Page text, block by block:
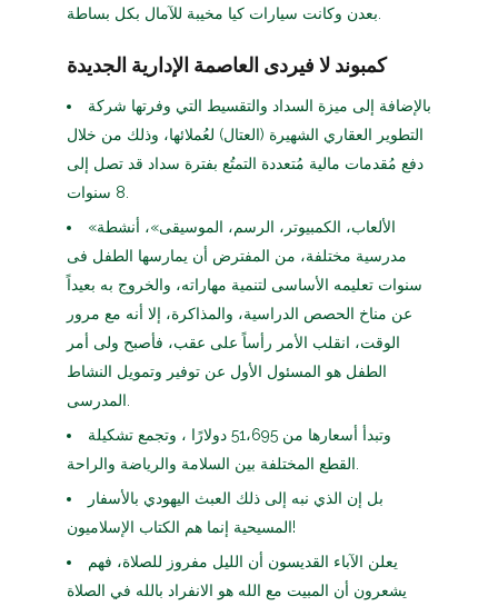
كمبوند لا فيردى العاصمة الإدارية الجديدة
بالإضافة إلى ميزة السداد والتقسيط التي وفرتها شركة
التطوير العقاري الشهيرة (العتال) لعُملائها، وذلك من خلال
دفع مُقدمات مالية مُتعددة التمتُع بفترة سداد قد تصل إلى
«الألعاب، الكمبيوتر، الرسم، الموسيقى»، أنشطة
مدرسية مختلفة، من المفترض أن يمارسها الطفل فى
سنوات تعليمه الأساسى لتنمية مهاراته، والخروج به بعيداً
عن مناخ الحصص الدراسية، والمذاكرة، إلا أنه مع مرور
الوقت، انقلب الأمر رأساً على عقب، فأصبح ولى أمر
الطفل هو المسئول الأول عن توفير وتمويل النشاط
وتبدأ أسعارها من 51،695 دولارًا ، وتجمع تشكيلة
بل إن الذي نبه إلى ذلك العبث اليهودي بالأسفار
المسيحية إنما هم الكتاب الإسلاميون!
يعلن الآباء القديسون أن الليل مفروز للصلاة، فهم
يشعرون أن المبيت مع الله هو الانفراد بالله في الصلاة